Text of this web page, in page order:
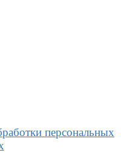
персональных